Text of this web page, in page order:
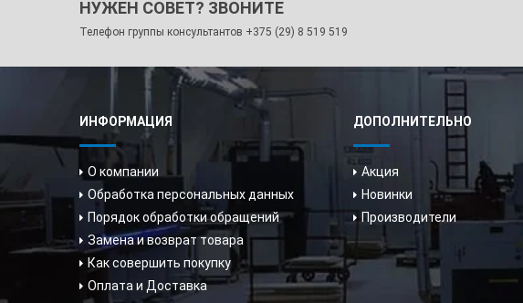
НУЖЕН СОВЕТ? ЗВОНИТЕ
Телефон группы консультантов +375 (29) 8 519 519
ИНФОРМАЦИЯ
О компании
Обработка персональных данных
Порядок обработки обращений
Замена и возврат товара
Как совершить покупку
Оплата и Доставка
ДОПОЛНИТЕЛЬНО
Акция
Новинки
Производители